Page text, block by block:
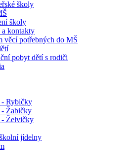
školy
školy
a kontakty
věcí potřebných do MŠ
pobyt dětí s rodiči
- Rybičky
- Žabičky
- Želvičky
jídelny